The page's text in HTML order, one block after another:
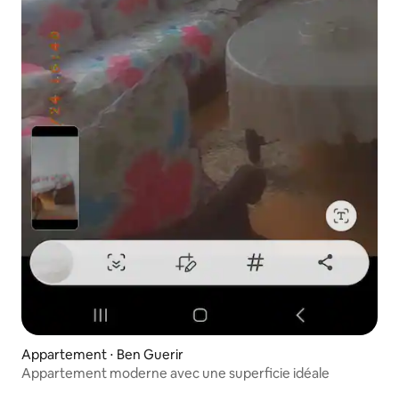
Appartement ⋅ Ben Guerir
Appartement moderne avec une superficie idéale